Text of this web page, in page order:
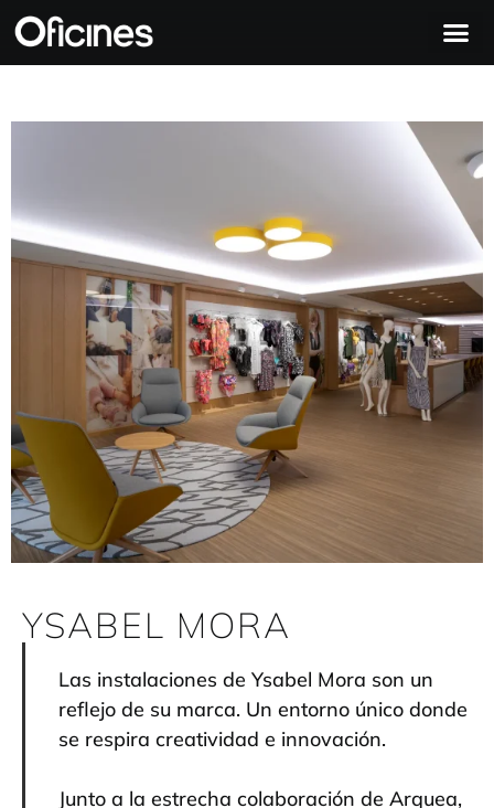
YSABEL MORA
Las instalaciones de Ysabel Mora son un
reflejo de su marca. Un entorno único donde
se respira creatividad e innovación.
Junto a la estrecha colaboración de Arquea,